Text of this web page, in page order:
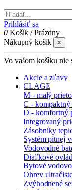
Prihlásiť sa
0 Košík /Prázdny
Nákupný košík
×
Vo vašom košíku nie
Akcie a zľavy
CLAGE
M - malý
C -
D - komfortný
Integrovaný
Zásobníky
Systém pitnej
Vodovodné
Diaľkové
Bytové
Ohrev
Zvýhodnené